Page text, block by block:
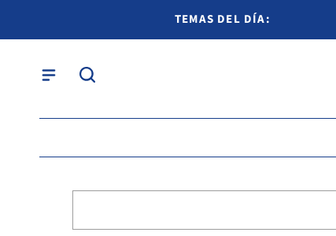
TEMAS DEL DÍA: